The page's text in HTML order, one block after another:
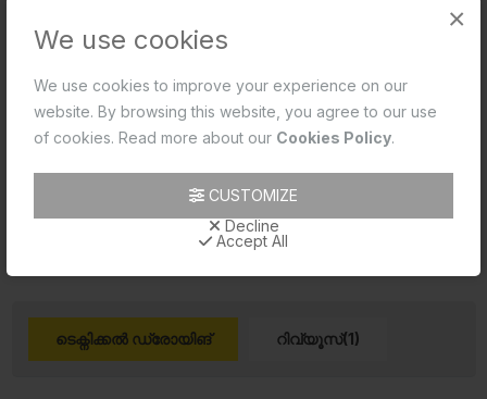
×
We use cookies
We use cookies to improve your experience on our
website. By browsing this website, you agree to our use
of cookies. Read more about our Cookies Policy.
CUSTOMIZE
Decline
Accept All
Jaquar reserves the right at its sole discretion, to
change/modify/alter any product specification at any time
without notice, where improvement can be effected in
design, development and dimensions.
ടെക്നിക്കൽ ഡ്രോയിങ് റിവ്യൂസ്(1)